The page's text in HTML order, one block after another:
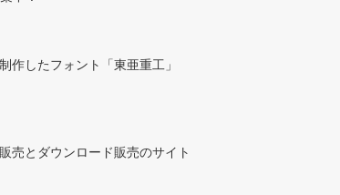
作したフォント「東亜重工」
売とダウンロード販売のサイト